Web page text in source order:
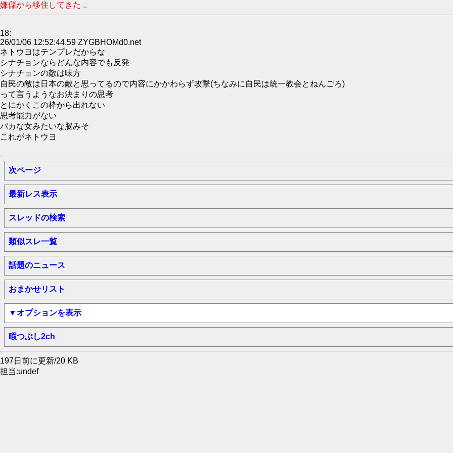
嫌儲から移住してきた ..
18:
26/01/06 12:52:44.59 ZYGBHOMd0.net
ネトウヨはテンプレだからな
シナチョンならどんな内容でも反発
シナチョンの敵は味方
自民の敵は日本の敵と思ってるので内容にかかわらず攻撃(ちなみに自民は統一教会とねんごろ)
って言うようなお決まりの思考
とにかくこの枠から出れない
思考能力がない
バカな女みたいな脳みそ
これがネトウヨ
次ページ
最新レス表示
スレッドの検索
類似スレ一覧
話題のニュース
おまかせリスト
▼オプションを表示
暇つぶし2ch
197日前に更新/20 KB
担当:undef